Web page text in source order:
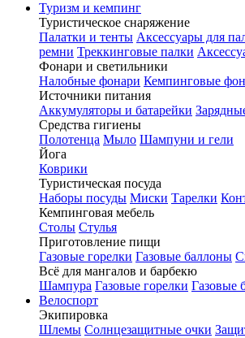
Туризм и кемпинг
Туристическое снаряжение
Палатки и тенты Аксессуары для
ремни Треккинговые палки
Фонари и светильники
Налобные фонари Кемпинговые
Источники питания
Аккумуляторы и батарейки
Средства гигиены
Полотенца Мыло Шампуни и гели
Йога
Коврики
Туристическая посуда
Наборы посуды Миски Тарелки
Кемпинговая мебель
Столы Стулья
Приготовление пищи
Газовые горелки Газовые баллоны
Всё для мангалов и барбекю
Шампура Газовые горелки Газовые
Велоспорт
Экипировка
Шлемы Солнцезащитные очки